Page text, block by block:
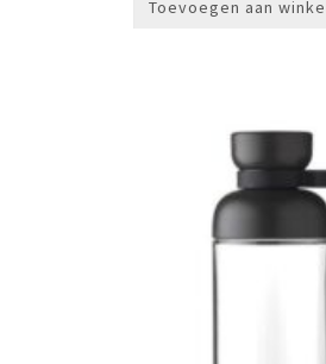
Toevoegen aan